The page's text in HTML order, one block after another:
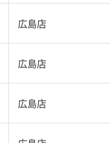
広島店
広島店
広島店